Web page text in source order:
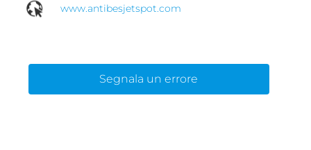
www.antibesjetspot.com
Segnala un errore